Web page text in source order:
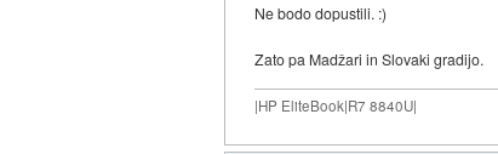
Ne bodo dopustili. :)
Zato pa Madžari in Slovaki gradijo.
|HP EliteBook|R7 8840U|